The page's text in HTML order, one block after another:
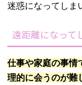
迷惑になってしま
遠距離になって
仕事や家庭の事情
理的に会うのが難